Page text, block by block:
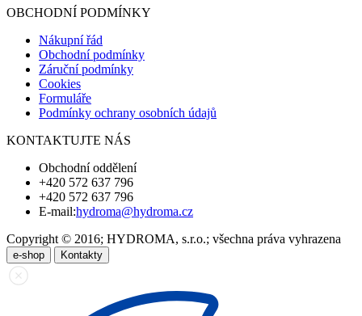
OBCHODNÍ PODMÍNKY
Nákupní řád
Obchodní podmínky
Záruční podmínky
Cookies
Formuláře
Podmínky ochrany osobních údajů
KONTAKTUJTE NÁS
Obchodní oddělení
+420 572 637 796
+420 572 637 796
E-mail:hydroma@hydroma.cz
Copyright © 2016; HYDROMA, s.r.o.; všechna práva vyhrazena
e-shop Kontakty